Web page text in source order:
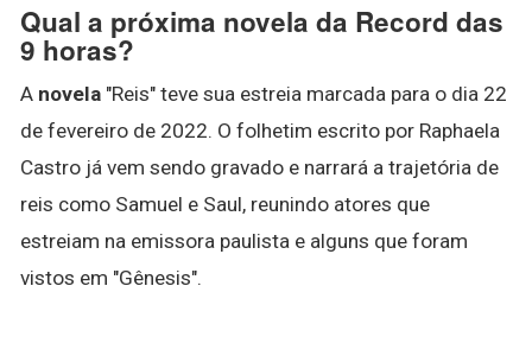
Qual a próxima novela da Record das
9 horas?
A novela "Reis" teve sua estreia marcada para o dia 22
de fevereiro de 2022. O folhetim escrito por Raphaela
Castro já vem sendo gravado e narrará a trajetória de
reis como Samuel e Saul, reunindo atores que
estreiam na emissora paulista e alguns que foram
vistos em "Gênesis".